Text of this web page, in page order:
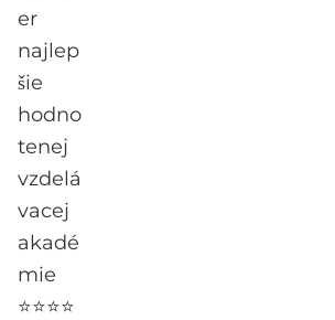
er
najlep
šie
hodno
tenej
vzdelá
vacej
akadé
mie
⭐⭐⭐⭐